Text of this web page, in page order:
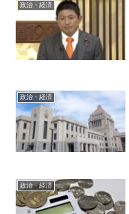
政治・経済
政治・経済
政治・経済